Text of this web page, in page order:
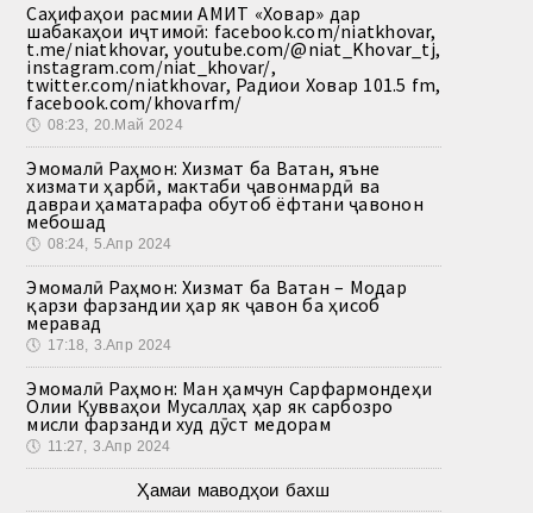
Саҳифаҳои расмии АМИТ «Ховар» дар
шабакаҳои иҷтимоӣ: facebook.com/niatkhovar,
t.me/niatkhovar, youtube.com/@niat_Khovar_tj,
instagram.com/niat_khovar/,
twitter.com/niatkhovar, Радиои Ховар 101.5 fm,
facebook.com/khovarfm/
🕔 08:23, 20.Май 2024
Эмомалӣ Раҳмон: Хизмат ба Ватан, яъне
хизмати ҳарбӣ, мактаби ҷавонмардӣ ва
давраи ҳаматарафа обутоб ёфтани ҷавонон
мебошад
🕔 08:24, 5.Апр 2024
Эмомалӣ Раҳмон: Хизмат ба Ватан – Модар
қарзи фарзандии ҳар як ҷавон ба ҳисоб
меравад
🕔 17:18, 3.Апр 2024
Эмомалӣ Раҳмон: Ман ҳамчун Сарфармондеҳи
Олии Қувваҳои Мусаллаҳ ҳар як сарбозро
мисли фарзанди худ дӯст медорам
🕔 11:27, 3.Апр 2024
Ҳамаи маводҳои бахш